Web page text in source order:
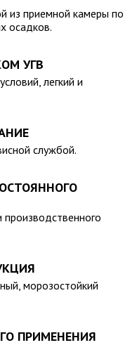
с
безопасна в
из приемной камеры по
осадков.
УГВ
легкий и
службой.
производственного
морозостойкий
ПРИМЕНЕНИЯ